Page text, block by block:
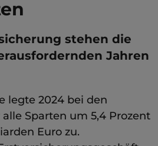
stehen die
Jahren
legte 2024 bei den
Sparten um 5,4 Prozent
Euro zu.